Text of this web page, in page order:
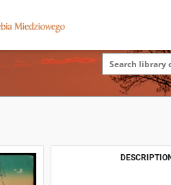
DESCRIPTION